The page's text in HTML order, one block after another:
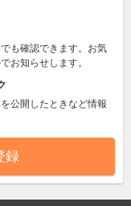
も確認できます。お気
お知らせします。
公開したときなど情報
録